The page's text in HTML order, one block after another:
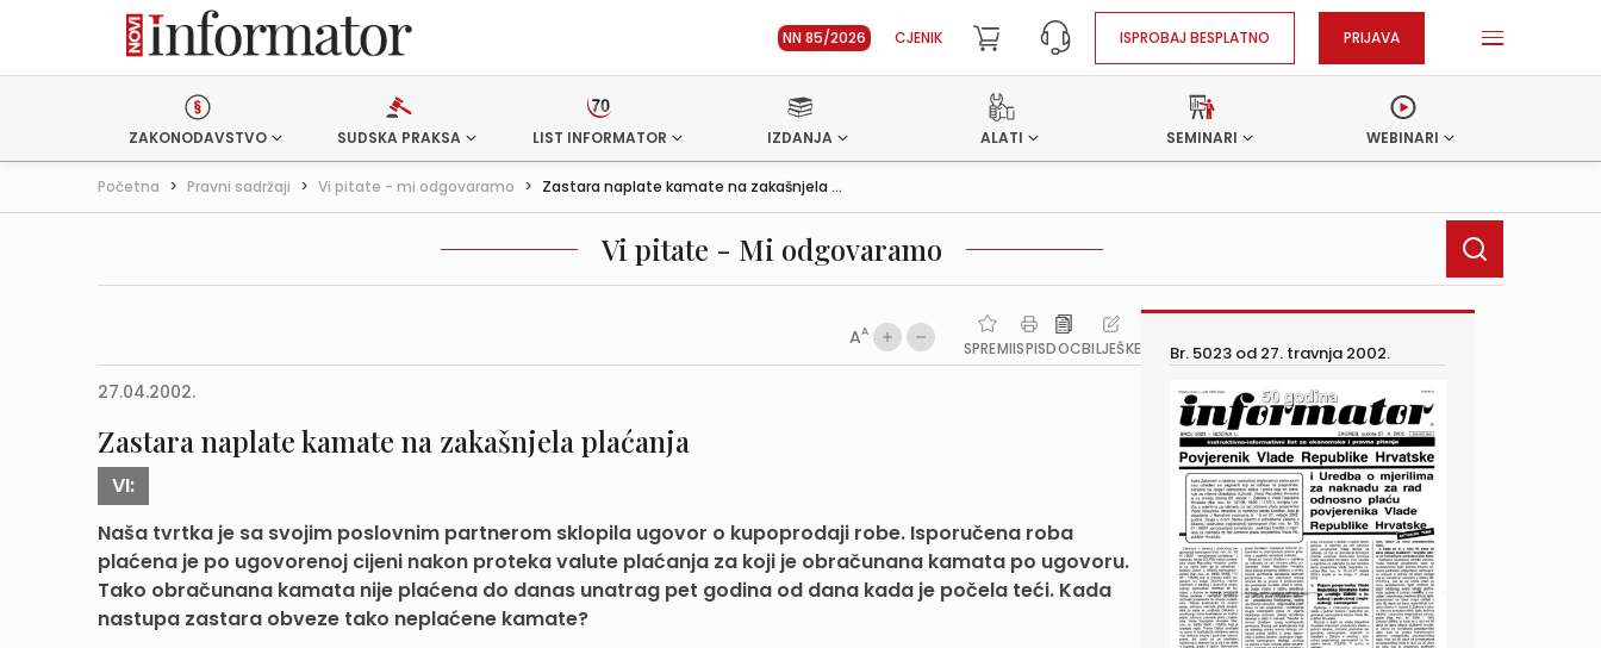
NN 85/2026 CJENIK ISPROBAJ BESPLATNO PRIJAVA
ZAKONODAVSTVO SUDSKA PRAKSA LIST INFORMATOR IZDANJA ALATI SEMINARI WEBINARI
Početna > Pravni sadržaji > Vi pitate - mi odgovaramo > Zastara naplate kamate na zakašnjela ...
Vi pitate - Mi odgovaramo
AA
SPREMIISPISDOCBILJEŠKE
27.04.2002.
Zastara naplate kamate na zakašnjela plaćanja
VI:
Naša tvrtka je sa svojim poslovnim partnerom sklopila ugovor o kupoprodaji robe. Isporučena roba
plaćena je po ugovorenoj cijeni nakon proteka valute plaćanja za koji je obračunana kamata po ugovoru.
Tako obračunana kamata nije plaćena do danas unatrag pet godina od dana kada je počela teći. Kada
nastupa zastara obveze tako neplaćene kamate?
Br. 5023 od 27. travnja 2002.